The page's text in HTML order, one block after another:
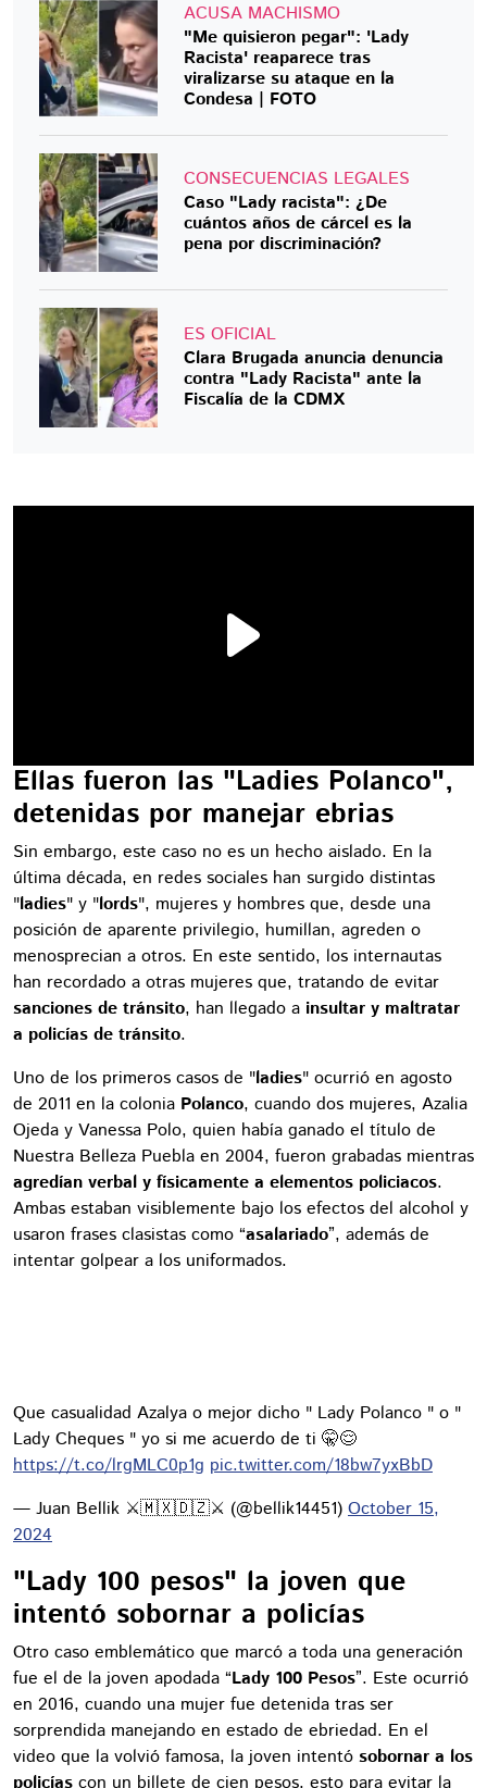
ACUSA MACHISMO
"Me quisieron pegar": 'Lady
Racista' reaparece tras
viralizarse su ataque en la
Condesa | FOTO
CONSECUENCIAS LEGALES
Caso "Lady racista": ¿De
cuántos años de cárcel es la
pena por discriminación?
ES OFICIAL
Clara Brugada anuncia denuncia
contra "Lady Racista" ante la
Fiscalía de la CDMX
Ellas fueron las "Ladies Polanco",
detenidas por manejar ebrias
Sin embargo, este caso no es un hecho aislado. En la
última década, en redes sociales han surgido distintas
"ladies" y "lords", mujeres y hombres que, desde una
posición de aparente privilegio, humillan, agreden o
menosprecian a otros. En este sentido, los internautas
han recordado a otras mujeres que, tratando de evitar
sanciones de tránsito, han llegado a insultar y maltratar
a policías de tránsito.
Uno de los primeros casos de "ladies" ocurrió en agosto
de 2011 en la colonia Polanco, cuando dos mujeres, Azalia
Ojeda y Vanessa Polo, quien había ganado el título de
Nuestra Belleza Puebla en 2004, fueron grabadas mientras
agredían verbal y físicamente a elementos policiacos.
Ambas estaban visiblemente bajo los efectos del alcohol y
usaron frases clasistas como “asalariado”, además de
intentar golpear a los uniformados.
Que casualidad Azalya o mejor dicho " Lady Polanco " o "
Lady Cheques " yo si me acuerdo de ti 🤫😌
https://t.co/lrgMLC0p1g pic.twitter.com/18bw7yxBbD
— Juan Bellik ⚔️🇲🇽🇩🇿⚔️ (@bellik14451) October 15,
2024
"Lady 100 pesos" la joven que
intentó sobornar a policías
Otro caso emblemático que marcó a toda una generación
fue el de la joven apodada “Lady 100 Pesos”. Este ocurrió
en 2016, cuando una mujer fue detenida tras ser
sorprendida manejando en estado de ebriedad. En el
video que la volvió famosa, la joven intentó sobornar a los
policías con un billete de cien pesos, esto para evitar la